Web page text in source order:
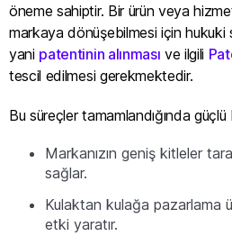
öneme sahiptir. Bir ürün veya
markaya dönüşebilmesi için hukuki
yani patentinin alınması ve ilgili
tescil edilmesi gerekmektedir.
Bu süreçler tamamlandığında güçlü
Markanızın geniş kitleler
sağlar.
Kulaktan kulağa pazarlama
etki yaratır.